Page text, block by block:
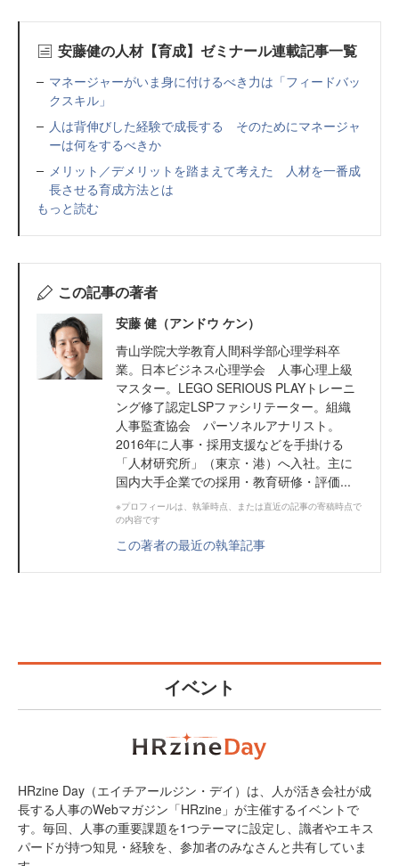
安藤健の人材【育成】ゼミナール連載記事一覧
マネージャーがいま身に付けるべき力は「フィードバッ
クスキル」
人は背伸びした経験で成長する そのためにマネージャ
ーは何をするべきか
メリット／デメリットを踏まえて考えた 人材を一番成
長させる育成方法とは
もっと読む
この記事の著者
安藤 健（アンドウ ケン）
青山学院大学教育人間科学部心理学科卒
業。日本ビジネス心理学会 人事心理上級
マスター。LEGO SERIOUS PLAYトレーニ
ング修了認定LSPファシリテーター。組織
人事監査協会 パーソネルアナリスト。
2016年に人事・採用支援などを手掛ける
「人材研究所」（東京・港）へ入社。主に
国内大手企業での採用・教育研修・評価...
※プロフィールは、執筆時点、または直近の記事の寄稿時点で
の内容です
この著者の最近の執筆記事
イベント
HRzine Day（エイチアールジン・デイ）は、人が活き会社が成
長する人事のWebマガジン「HRzine」が主催するイベントで
す。毎回、人事の重要課題を1つテーマに設定し、識者やエキス
パードが持つ知見・経験を、参加者のみなさんと共有していま